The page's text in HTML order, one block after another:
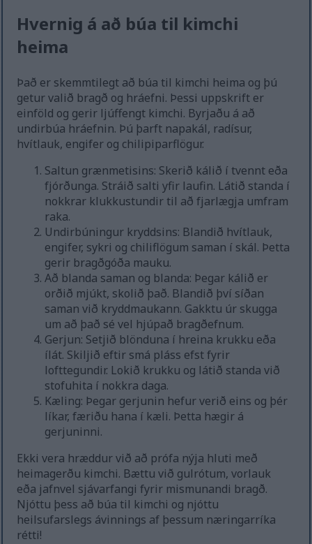
Hvernig á að búa til kimchi
heima
Það er skemmtilegt að búa til kimchi heima og þú
getur valið bragð og hráefni. Þessi uppskrift er
einföld og gerir ljúffengt kimchi. Byrjaðu á að
undirbúa hráefnin. Þú þarft napakál, radísur,
hvítlauk, engifer og chilipiparflögur.
Saltun grænmetisins: Skerið kálið í tvennt eða
fjórðunga. Stráið salti yfir laufin. Látið standa í
nokkrar klukkustundir til að fjarlægja umfram
raka.
Undirbúningur kryddsins: Blandið hvítlauk,
engifer, sykri og chiliflögum saman í skál. Þetta
gerir bragðgóða mauku.
Að blanda saman og blanda: Þegar kálið er
orðið mjúkt, skolið það. Blandið því síðan
saman við kryddmaukann. Gakktu úr skugga
um að það sé vel hjúpað bragðefnum.
Gerjun: Setjið blönduna í hreina krukku eða
ílát. Skiljið eftir smá pláss efst fyrir
lofttegundir. Lokið krukku og látið standa við
stofuhita í nokkra daga.
Kæling: Þegar gerjunin hefur verið eins og þér
líkar, færiðu hana í kæli. Þetta hægir á
gerjuninni.
Ekki vera hræddur við að prófa nýja hluti með
heimagerðu kimchi. Bættu við gulrótum, vorlauk
eða jafnvel sjávarfangi fyrir mismunandi bragð.
Njóttu þess að búa til kimchi og njóttu
heilsufarslegs ávinnings af þessum næringarríka
rétti!